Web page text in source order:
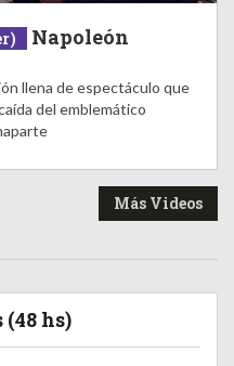
Napoleón
llena de espectáculo que
del emblemático
Más Videos
hs)